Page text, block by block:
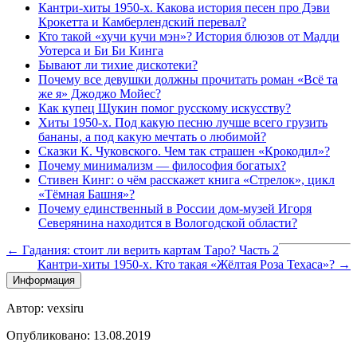
Кантри-хиты 1950-х. Какова история песен про Дэви
Крокетта и Камберлендский перевал?
Кто такой «хучи кучи мэн»? История блюзов от Мадди
Уотерса и Би Би Кинга
Бывают ли тихие дискотеки?
Почему все девушки должны прочитать роман «Всё та
же я» Джоджо Мойес?
Как купец Щукин помог русскому искусству?
Хиты 1950-х. Под какую песню лучше всего грузить
бананы, а под какую мечтать о любимой?
Сказки К. Чуковского. Чем так страшен «Крокодил»?
Почему минимализм — философия богатых?
Стивен Кинг: о чём расскажет книга «Стрелок», цикл
«Тёмная Башня»?
Почему единственный в России дом-музей Игоря
Северянина находится в Вологодской области?
← Гадания: стоит ли верить картам Таро? Часть 2
Кантри-хиты 1950-х. Кто такая «Жёлтая Роза Техаса»? →
Информация
Автор: vexsiru
Опубликовано: 13.08.2019